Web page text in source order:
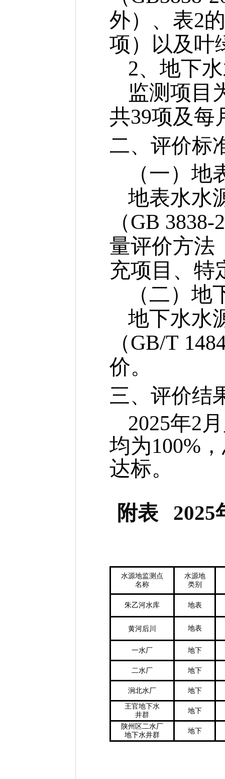
外）、表2
项）以及叶
2、地下
监测项目
共39项及每
二、评价标
（一）地
地表水水
（GB
量评价方法
充项目、特
（二）地
地下水水
（GB/T
价。
三、评价结
2025年2
均为100%
达标。
附表 2025
水源地监测点
名称
水源地
类别
朱乙河水库 地表
黄河后川 地表
一水厂 地下
二水厂 地下
涧北水厂 地下
王官地下水
井群
地下
陕州区二水厂
地下水井群
地下